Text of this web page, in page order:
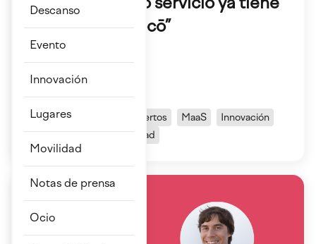
Descanso
Evento
Innovación
Lugares
Movilidad
Notas de prensa
Ocio
nombre y es dōcō”
¡Cuéntame más!
App Entrevista Expertos MaaS
Innovación
Movilidad
Sostenibilidad